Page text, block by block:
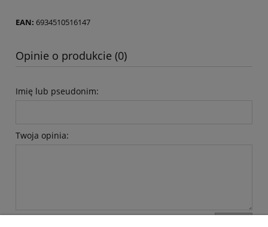
EAN: 6934510516147
Opinie o produkcie (0)
Imię lub pseudonim:
Twoja opinia: